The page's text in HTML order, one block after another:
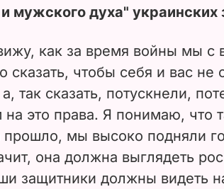
мужского духа" украинских
как за время войны мы с
сказать, чтобы себя и вас не
так сказать, потускнели,
это права. Я понимаю, что
прошло, мы высоко подняли
она должна выглядеть
защитники должны видеть